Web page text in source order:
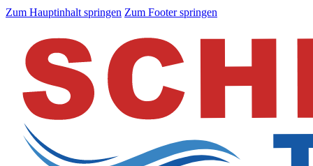
Zum Hauptinhalt springen Zum Footer springen